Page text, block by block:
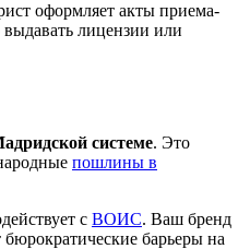
оформляет акты приема-
лицензии или
системе. Это
пошлины в
с ВОИС. Ваш бренд
барьеры на